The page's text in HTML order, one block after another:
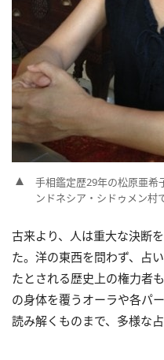
手相鑑定歴29年の松原亜希
ンドネシア・シドゥメン村
古来より、人は重大な決断
た。洋の東西を問わず、占
たとされる歴史上の権力者
の身体を覆うオーラや各パ
読み解くものまで、多様な